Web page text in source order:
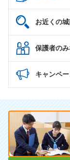
お近くの
保護者の
キャンペ